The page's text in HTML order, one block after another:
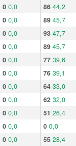
0 0,0 86 44,2
0 0,0 89 45,7
0 0,0 93 47,7
0 0,0 89 45,7
0 0,0 77 39,6
0 0,0 76 39,1
0 0,0 64 33,0
0 0,0 62 32,0
0 0,0 51 26,4
0 0,0 0 0,0
0 0,0 55 28,4